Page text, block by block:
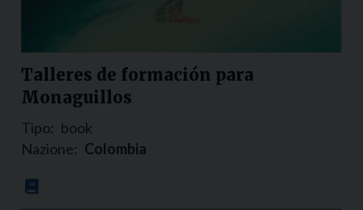
Talleres de formación para
Monaguillos
Tipo: book
Nazione: Colombia